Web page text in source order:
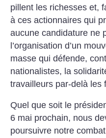
pillent les richesses et,
à ces actionnaires qui
aucune candidature ne
l’organisation d’un
masse qui défende,
nationalistes, la
travailleurs par-delà les
Quel que soit le
6 mai prochain, nous
poursuivre notre